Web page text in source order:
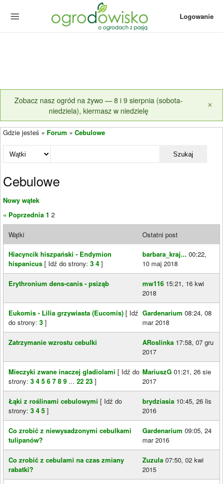
Logowanie
Zobacz nasz ogród na żywo — 8 i 9 sierpnia (sobota-
niedziela), kiermasz w niedzielę
×
Gdzie jesteś » Forum » Cebulowe
Szukaj
Cebulowe
Nowy wątek
« Poprzednia 1 2
Wątki Ostatni post
Hiacyncik hiszpański - Endymion
hispanicus [ Idź do strony: 3 4 ]
barbara_kraj... 00:22,
10 maj 2018
Erythronium dens-canis - psiząb mw116 15:21, 16 kwi
2018
Eukomis - Lilia grzywiasta (Eucomis) [ Idź
do strony: 3 ]
Gardenarium 08:24, 08
mar 2018
Zatrzymanie wzrostu cebulki ARoslinka 17:58, 07 gru
2017
Mieczyki zwane inaczej gladiolami [ Idź do
strony: 3 4 5 6 7 8 9 ... 22 23 ]
MariuszG 01:21, 26 sie
2017
Łąki z roślinami cebulowymi [ Idź do
strony: 3 4 5 ]
brydziasia 10:45, 26 lis
2016
Co zrobić z niewysadzonymi cebulkami
tulipanów?
Gardenarium 09:05, 24
mar 2016
Co zrobić z cebulami na czas zmiany
rabatki?
Zuzula 07:50, 02 kwi
2015